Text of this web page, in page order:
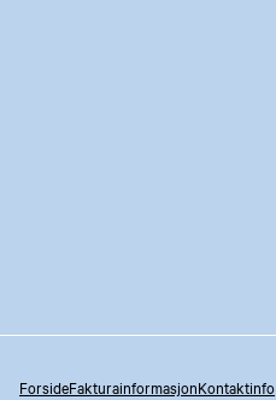
ForsideFakturainformasjonKontaktinfo